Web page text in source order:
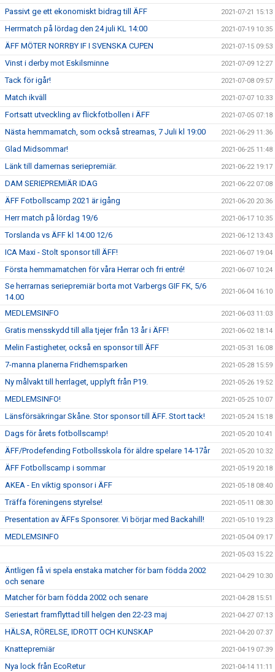
Passivt ge ett ekonomiskt bidrag till ÄFF 2021-07-21 15:13
Herrmatch på lördag den 24 juli KL 14:00 2021-07-19 10:35
ÄFF MÖTER NORRBY IF I SVENSKA CUPEN 2021-07-15 09:53
Vinst i derby mot Eskilsminne 2021-07-09 12:27
Tack för igår! 2021-07-08 09:57
Match ikväll 2021-07-07 10:33
Fortsatt utveckling av flickfotbollen i ÄFF 2021-07-05 07:18
Nästa hemmamatch, som också streamas, 7 Juli kl 19:00 2021-06-29 11:36
Glad Midsommar! 2021-06-25 11:48
Länk till damernas seriepremiär. 2021-06-22 19:17
DAM SERIEPREMIÄR IDAG 2021-06-22 07:08
ÄFF Fotbollscamp 2021 är igång 2021-06-20 20:36
Herr match på lördag 19/6 2021-06-17 10:35
Torslanda vs ÄFF kl 14:00 12/6 2021-06-12 13:43
ICA Maxi - Stolt sponsor till ÄFF! 2021-06-07 19:04
Första hemmamatchen för våra Herrar och fri entré! 2021-06-07 10:24
Se herrarnas seriepremiär borta mot Varbergs GIF FK, 5/6
14.00
2021-06-04 16:10
MEDLEMSINFO 2021-06-03 11:03
Gratis mensskydd till alla tjejer från 13 år i ÄFF! 2021-06-02 18:14
Melin Fastigheter, också en sponsor till ÄFF 2021-05-31 16:08
7-manna planerna Fridhemsparken 2021-05-28 15:59
Ny målvakt till herrlaget, upplyft från P19. 2021-05-26 19:52
MEDLEMSINFO! 2021-05-25 10:07
Länsförsäkringar Skåne. Stor sponsor till ÄFF. Stort tack! 2021-05-24 15:18
Dags för årets fotbollscamp! 2021-05-20 10:41
ÄFF/Prodefending Fotbollsskola för äldre spelare 14-17år 2021-05-20 10:32
ÄFF Fotbollscamp i sommar 2021-05-19 20:18
AKEA - En viktig sponsor i ÄFF 2021-05-18 08:40
Träffa föreningens styrelse! 2021-05-11 08:30
Presentation av ÄFFs Sponsorer. Vi börjar med Backahill! 2021-05-10 19:23
MEDLEMSINFO 2021-05-04 09:17
2021-05-03 15:22
Äntligen få vi spela enstaka matcher för barn födda 2002
och senare
2021-04-29 10:30
Matcher för barn födda 2002 och senare 2021-04-28 15:51
Seriestart framflyttad till helgen den 22-23 maj 2021-04-27 07:13
HÄLSA, RÖRELSE, IDROTT OCH KUNSKAP 2021-04-20 07:37
Knattepremiär 2021-04-19 07:39
Nya lock från EcoRetur 2021-04-14 11:11